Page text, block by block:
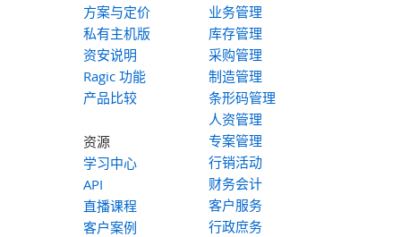
方案与定价
私有主机版
资安说明
Ragic 功能
产品比较
资源
学习中心
API
直播课程
客户案例
业务管理
库存管理
采购管理
制造管理
条形码管理
人资管理
专案管理
行销活动
财务会计
客户服务
行政庶务